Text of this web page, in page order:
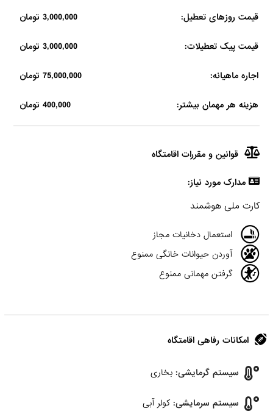
قیمت روزهای تعطیل: 3,000,000 تومان
قیمت پیک تعطیلات: 3,000,000 تومان
اجاره ماهیانه: 75,000,000 تومان
هزینه هر مهمان بیشتر: 400,000 تومان
قوانین و مقررات اقامتگاه
مدارک مورد نیاز:
کارت ملی هوشمند
استعمال دخانیات مجاز
آوردن حیوانات خانگی ممنوع
گرفتن مهمانی ممنوع
امکانات رفاهی اقامتگاه
سیستم گرمایشی: بخاری
سیستم سرمایشی: کولر آبی